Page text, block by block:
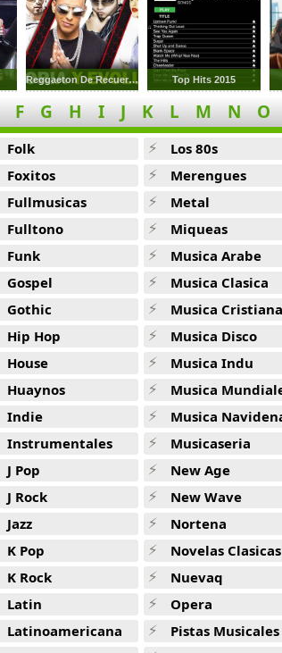
Reggaeton De Recuerdos Top Hits 2015
F G H I J K L M N O
Folk
Foxitos
Fullmusicas
Fulltono
Funk
Gospel
Gothic
Hip Hop
House
Huaynos
Indie
Instrumentales
J Pop
J Rock
Jazz
K Pop
K Rock
Latin
Latinoamericana
Los 80s
Merengues
Metal
Miqueas
Musica Arabe
Musica Clasica
Musica Cristiana
Musica Disco
Musica Indu
Musica
Musica
Musicaseria
New Age
New Wave
Nortena
Novelas Clasicas
Nuevaq
Opera
Pistas Musicales